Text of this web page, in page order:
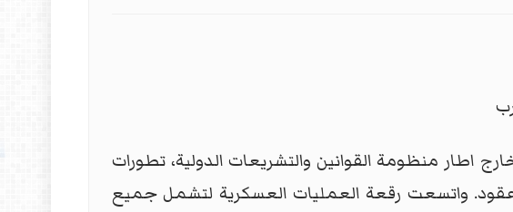
اطار منظومة القوانين والتشريعات الدولية، تطورات
عقود. واتسعت رقعة العمليات العسكرية لتشمل جميع